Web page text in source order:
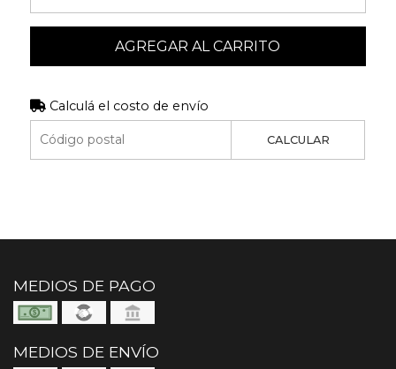
AGREGAR AL CARRITO
Calculá el costo de envío
CALCULAR
MEDIOS DE PAGO
MEDIOS DE ENVÍO